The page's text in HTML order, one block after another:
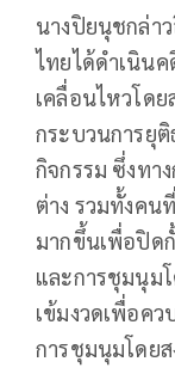
นางปิยนุชกล่า
ไทยได้ดำเนิน
เคลื่อนไหวโด
กระบวนการยุ
กิจกรรม ซึ่งทา
ต่าง รวมทั้งคน
มากขึ้นเพื่อปิด
และการชุมนุม
เข้มงวดเพื่อค
การชุมนุมโดย